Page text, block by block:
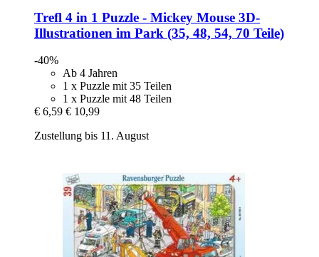
Trefl 4 in 1 Puzzle -​ Mickey Mouse 3D-​
Illustrationen im Park (35, 48, 54, 70 Teile)
-40%
Ab 4 Jahren
1 x Puzzle mit 35 Teilen
1 x Puzzle mit 48 Teilen
€ 6,59 € 10,99
Zustellung bis 11. August